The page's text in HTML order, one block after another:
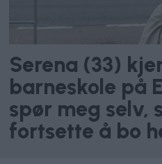
Serena (33)
barneskole på
spør meg selv,
fortsette å bo